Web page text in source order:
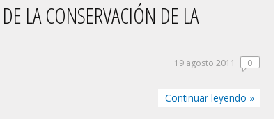
LA CONSERVACIÓN DE LA
19 agosto 2011 0
Continuar leyendo »